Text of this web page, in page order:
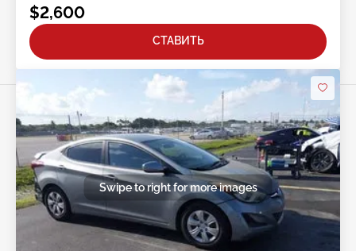
$2,600
СТАВИТЬ
Swipe to right for more images